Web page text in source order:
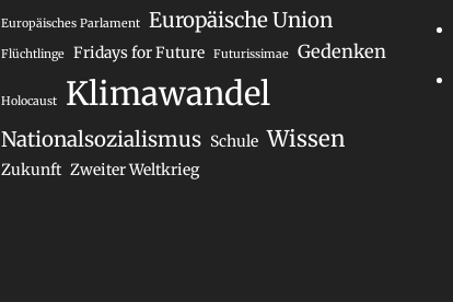
Europäisches Parlament Europäische Union
Flüchtlinge Fridays for Future Futurissimae Gedenken
Holocaust Klimawandel
Nationalsozialismus Schule Wissen
Zukunft Zweiter Weltkrieg